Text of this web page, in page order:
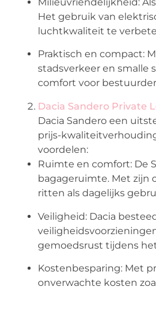
Het gebruik van
luchtkwaliteit te
Praktisch en compact:
stadsverkeer en smalle
comfort voor
Dacia Sandero Private
Dacia Sandero een
prijs-
voordelen:
Ruimte en comfort: De
bagageruimte. Met zijn
ritten als dagelijks
Veiligheid: Dacia
gemoedsrust tijdens
Kostenbesparing: Met
onverwachte kosten